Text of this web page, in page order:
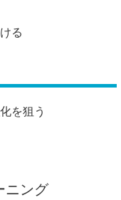
る
を狙う
ニング